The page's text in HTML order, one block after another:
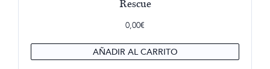
Rescue
0,00€
AÑADIR AL CARRITO